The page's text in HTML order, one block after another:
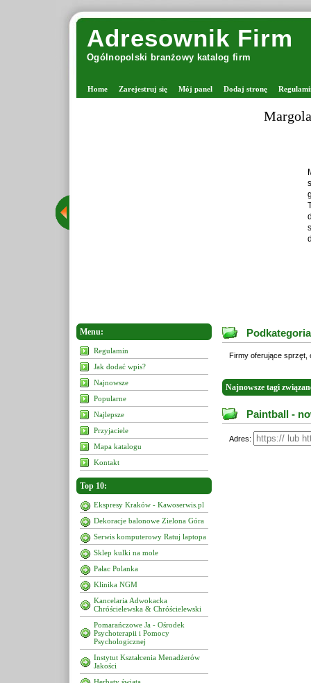
Adresownik Firm
Ogólnopolski branżowy katalog firm
Home Zarejestruj się Mój panel Dodaj stronę
Menu:
Regulamin
Jak dodać wpis?
Najnowsze
Popularne
Najlepsze
Przyjaciele
Mapa katalogu
Kontakt
Top 10:
Ekspresy Kraków - Kawoserwis.pl
Dekoracje balonowe Zielona Góra
Serwis komputerowy Ratuj laptopa
Sklep kulki na mole
Pałac Polanka
Klinika NGM
Kancelaria Adwokacka
Chróścielewska & Chróścielewski
Pomarańczowe Ja - Ośrodek
Psychoterapii i Pomocy
Psychologicznej
Instytut Kształcenia Menadżerów
Jakości
Firmy oferujące sprzęt,
Najnowsze tagi
Paintball -
Adres: